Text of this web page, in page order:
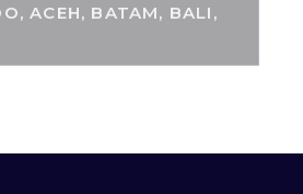
ACEH, BATAM, BALI,